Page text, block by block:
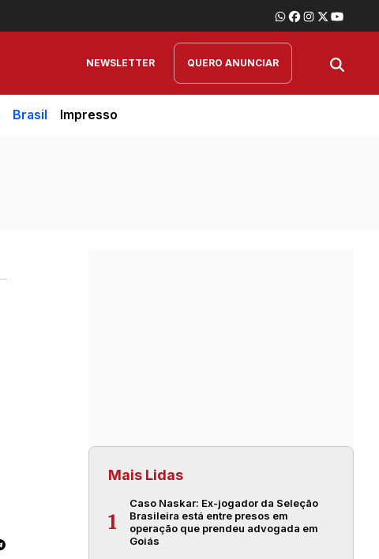
NEWSLETTER QUERO ANUNCIAR
Brasil Impresso
Mais Lidas
1
Caso Naskar: Ex-jogador da Seleção
Brasileira está entre presos em
operação que prendeu advogada em
Goiás